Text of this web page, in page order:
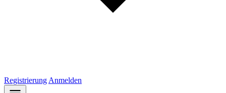
Registrierung Anmelden